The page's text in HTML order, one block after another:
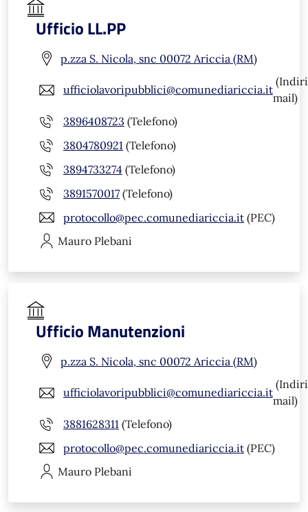
Ufficio LL.PP
p.zza S. Nicola, snc 00072 Ariccia (RM)
ufficiolavoripubblici@comunediariccia.it
mail)
3896408723 (Telefono)
3804780921 (Telefono)
3894733274 (Telefono)
3891570017 (Telefono)
protocollo@pec.comunediariccia.it (PEC)
Mauro Plebani
Ufficio Manutenzioni
p.zza S. Nicola, snc 00072 Ariccia (RM)
ufficiolavoripubblici@comunediariccia.it
mail)
3881628311 (Telefono)
protocollo@pec.comunediariccia.it (PEC)
Mauro Plebani